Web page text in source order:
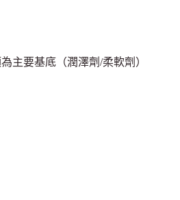
主要基底（潤澤劑/柔軟劑）